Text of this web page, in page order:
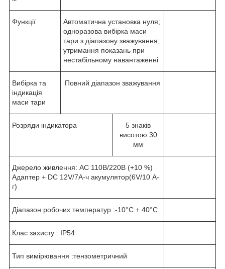
Функції
Автоматична установка нуля;
одноразова вибірка маси
тари з діапазону зважування;
утримання показань при
нестабільному навантаженні
Вибірка та
індикація
маси тари
Повний діапазон зважування
Розряди індикатора
5 знаків
висотою 30
мм
Джерело живлення: AC 110В/220В (+10 %)
Адаптер + DC 12V/7A-ч акумулятор(6V/10 А-
г)
Діапазон робочих температур :-10°C + 40°C
Клас захисту : IP54
Тип вимірювання :тензометричний